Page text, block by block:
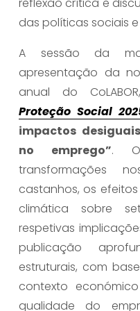
das políticas sociais
A sessão da
apresentação da
anual do
Proteção Social
impactos
no emprego”. O
transformações
castanhos, os
climática sobre
respetivas
publicação
estruturais, com
contexto
qualidade do